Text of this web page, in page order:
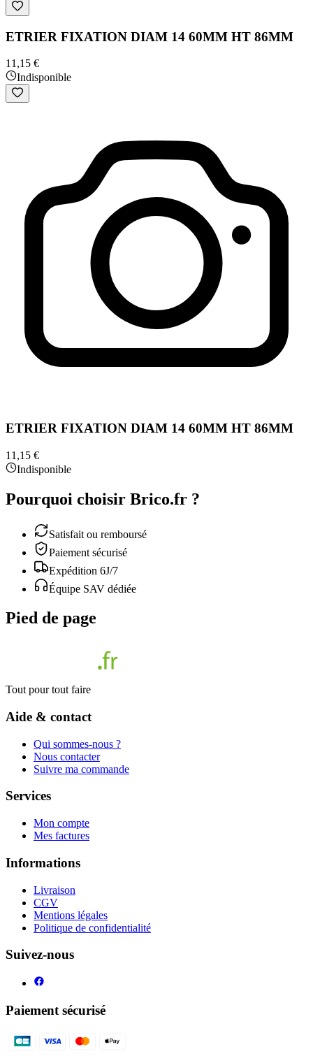
ETRIER FIXATION DIAM 14 60MM HT 86MM
11,15 €
Indisponible
ETRIER FIXATION DIAM 14 60MM HT 86MM
11,15 €
Indisponible
Pourquoi choisir Brico.fr ?
Satisfait ou remboursé
Paiement sécurisé
Expédition 6J/7
Équipe SAV dédiée
Pied de page
Tout pour tout faire
Aide & contact
Qui sommes-nous ?
Nous contacter
Suivre ma commande
Services
Mon compte
Mes factures
Informations
Livraison
CGV
Mentions légales
Politique de confidentialité
Suivez-nous
Paiement sécurisé